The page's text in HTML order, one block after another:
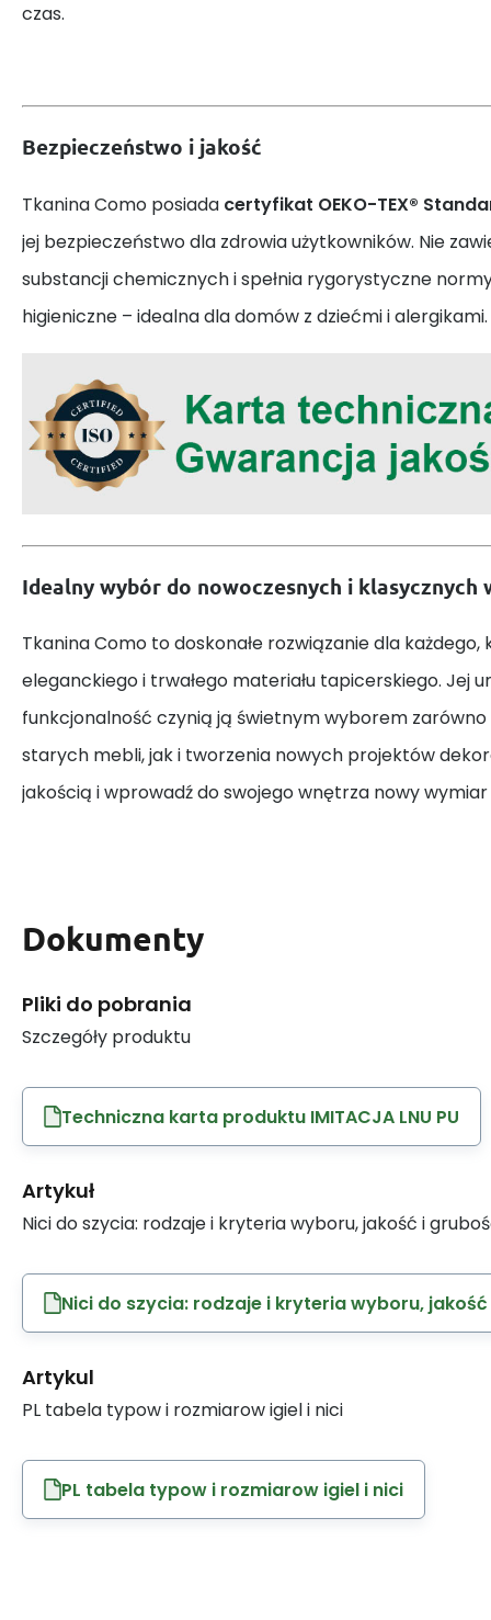
czas.
Bezpieczeństwo i jakość
Tkanina Como posiada certyfikat OEKO-TEX®
jej bezpieczeństwo dla zdrowia użytkowników. Nie
substancji chemicznych i spełnia rygorystyczne
higieniczne – idealna dla domów z dziećmi i alergikami.
Idealny wybór do nowoczesnych i klasycznych
Tkanina Como to doskonałe rozwiązanie dla każdego,
eleganckiego i trwałego materiału tapicerskiego. Jej
funkcjonalność czynią ją świetnym wyborem zarówno
starych mebli, jak i tworzenia nowych projektów
jakością i wprowadź do swojego wnętrza nowy
Dokumenty
Pliki do pobrania
Szczegóły produktu
Techniczna karta produktu IMITACJA LNU PU
Artykuł
Nici do szycia: rodzaje i kryteria wyboru, jakość i
Nici do szycia: rodzaje i kryteria wyboru,
Artykul
PL tabela typow i rozmiarow igiel i nici
PL tabela typow i rozmiarow igiel i nici